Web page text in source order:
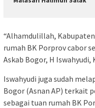
“Alhamdulillah,
rumah BK Porprov cabor
Askab Bogor, H Iswahyudi,
Iswahyudi juga sudah
Bogor (Asnan AP) terkait
sebagai tuan rumah BK